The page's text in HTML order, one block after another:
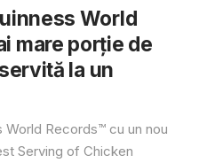
World
mare porție de
la un
World Records™️ cu un nou
Serving of Chicken